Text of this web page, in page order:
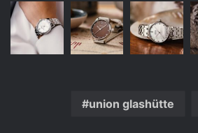
union glashütte